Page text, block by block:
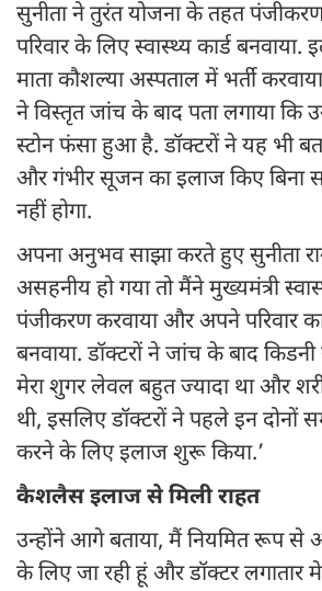
सुनीता ने तुरंत योजना के तहत
परिवार के लिए स्वास्थ्य कार्ड
माता कौशल्या अस्पताल में भर्ती
ने विस्तृत जांच के बाद पता लगाया कि
स्टोन फंसा हुआ है. डॉक्टरों ने यह भी
और गंभीर सूजन का इलाज किए बिना
नहीं होगा.
अपना अनुभव साझा करते हुए सुनीता
असहनीय हो गया तो मैंने मुख्यमंत्री
पंजीकरण करवाया और अपने परिवार का
बनवाया. डॉक्टरों ने जांच के बाद किडनी
मेरा शुगर लेवल बहुत ज्यादा था और
थी, इसलिए डॉक्टरों ने पहले इन दोनों
करने के लिए इलाज शुरू किया.’
कैशलैस इलाज से मिली राहत
उन्होंने आगे बताया, मैं नियमित रूप
के लिए जा रही हूं और डॉक्टर लगातार